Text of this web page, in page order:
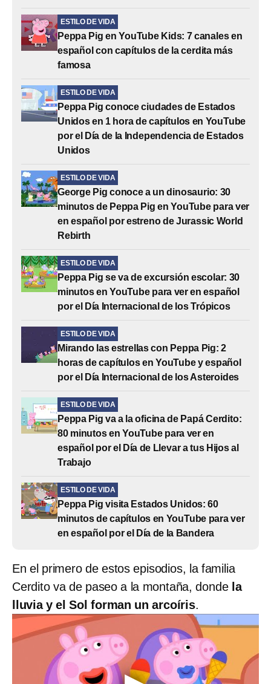
ESTILO DE VIDA
Peppa Pig en YouTube Kids: 7 canales en
español con capítulos de la cerdita más
famosa
ESTILO DE VIDA
Peppa Pig conoce ciudades de Estados
Unidos en 1 hora de capítulos en YouTube
por el Día de la Independencia de Estados
Unidos
ESTILO DE VIDA
George Pig conoce a un dinosaurio: 30
minutos de Peppa Pig en YouTube para ver
en español por estreno de Jurassic World
Rebirth
ESTILO DE VIDA
Peppa Pig se va de excursión escolar: 30
minutos en YouTube para ver en español
por el Día Internacional de los Trópicos
ESTILO DE VIDA
Mirando las estrellas con Peppa Pig: 2
horas de capítulos en YouTube y español
por el Día Internacional de los Asteroides
ESTILO DE VIDA
Peppa Pig va a la oficina de Papá Cerdito:
80 minutos en YouTube para ver en
español por el Día de Llevar a tus Hijos al
Trabajo
ESTILO DE VIDA
Peppa Pig visita Estados Unidos: 60
minutos de capítulos en YouTube para ver
en español por el Día de la Bandera
En el primero de estos episodios, la familia
Cerdito va de paseo a la montaña, donde la
lluvia y el Sol forman un arcoíris.